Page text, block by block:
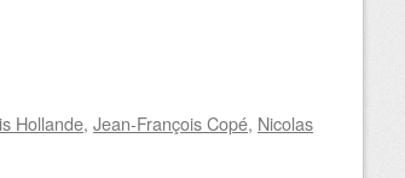
Hollande, Jean-François Copé, Nicolas